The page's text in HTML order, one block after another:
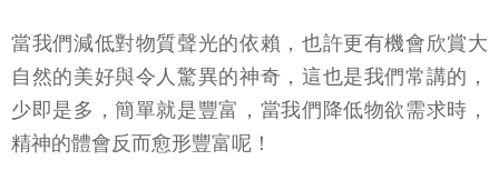
當我們減低對物質聲光的依賴，也許更有機會欣賞大
自然的美好與令人驚異的神奇，這也是我們常講的，
少即是多，簡單就是豐富，當我們降低物欲需求時，
精神的體會反而愈形豐富呢！